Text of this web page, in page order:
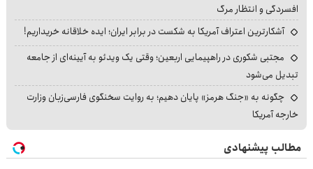
افسردگی و انتظار مرگ
آشکارترین اعتراف آمریکا به شکست در برابر ایران؛ ایده خلاقانه خریداریم!
مجتبی شکوری در راهپیمایی اربعین؛ وقتی یک ویدئو به آیینه‌ای از جامعه
تبدیل می‌شود
چگونه به «جنگ هرمز» پایان دهیم؛ به روایت سخنگوی فارسی‌زبان وزارت
خارجه آمریکا
مطالب پیشنهادی